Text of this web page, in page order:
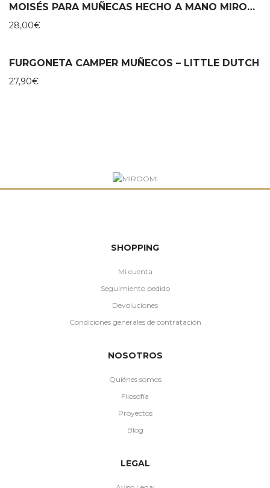
MOISÉS PARA MUÑECAS HECHO A MANO MIROOMI
28,00€
FURGONETA CAMPER MUÑECOS – LITTLE DUTCH
27,90€
SHOPPING
Mi cuenta
Seguimiento pedido
Devoluciones
Condiciones generales de contratación
NOSOTROS
Quiénes somos
Filosofía
Proyectos
Blog
LEGAL